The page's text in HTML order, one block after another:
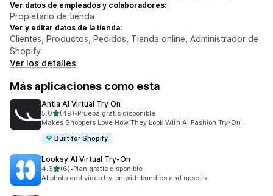
Ver datos de empleados y colaboradores:
Propietario de tienda
Ver y editar datos de la tienda:
Clientes, Productos, Pedidos, Tienda online, Administrador de
Shopify
Ver los detalles
Más aplicaciones como esta
Antla AI Virtual Try On
5.0de 5 estrellas
(49)
49 reseñas en total
•Prueba gratis disponible
Makes Shoppers Love How They Look With AI Fashion Try-On
Built for Shopify
Looksy AI Virtual Try‑On
4.6de 5 estrellas
(6)
6 reseñas en total
•Plan gratis disponible
AI photo and video try-on with bundles and upsells